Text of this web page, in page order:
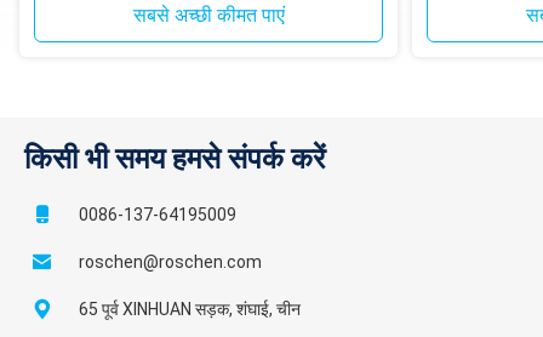
सबसे अच्छी कीमत पाएं
किसी भी समय हमसे संपर्क करें
0086-137-64195009
roschen@roschen.com
65 पूर्व XINHUAN सड़क, शंघाई, चीन